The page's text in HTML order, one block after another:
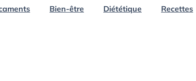
Bien-être Diététique Recettes